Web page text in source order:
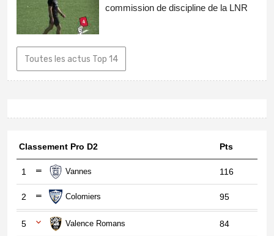
commission de discipline de la LNR
Toutes les actus Top 14
Classement Pro D2 Pts
1 Vannes 116
2 Colomiers 95
5 Valence Romans 84